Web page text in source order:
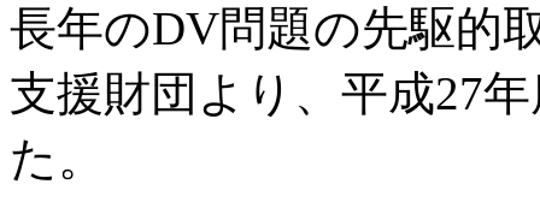
長年のDV問題の先駆的
支援財団より、平成27
た。